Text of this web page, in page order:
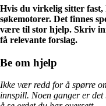
Hvis du virkelig sitter
søkemotorer. Det finnes
være til stor hjelp. Skriv
få relevante forslag.
Be om hjelp
Ikke vær redd for å spørre
innspill. Noen ganger er